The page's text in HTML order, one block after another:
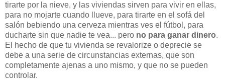
tirarte por la nieve, y las viviendas sirven para vivir en ellas,
para no mojarte cuando llueve, para tirarte en el sofá del
salón bebiendo una cerveza mientras ves el fútbol, para
ducharte sin que nadie te vea... pero no para ganar dinero.
El hecho de que tu vivienda se revalorize o deprecie se
debe a una serie de circunstancias externas, que son
completamente ajenas a uno mismo, y que no se pueden
controlar.